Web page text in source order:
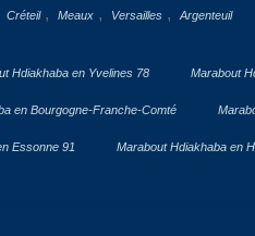
Créteil , Meaux , Versailles , Argenteuil
Hdiakhaba en Yvelines 78 Marabout
en Bourgogne-Franche-Comté
Essonne 91 Marabout Hdiakhaba en